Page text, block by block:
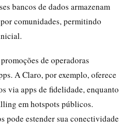
bancos de dados armazenam
comunidades, permitindo
de operadoras
A Claro, por exemplo, oferece
via apps de fidelidade, enquanto
em hotspots públicos.
pode estender sua conectividade